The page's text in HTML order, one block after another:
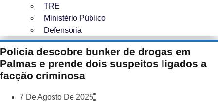
TRE
Ministério Público
Defensoria
Polícia descobre bunker de drogas em
Palmas e prende dois suspeitos ligados a
facção criminosa
7 De Agosto De 2025